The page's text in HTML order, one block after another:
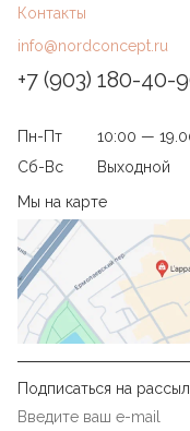
Контакты
info@nordconcept.ru
+7 (903) 180-40-
Пн-Пт
10:00 —
Сб-Вс
Выходной
Мы на карте
Подписаться на